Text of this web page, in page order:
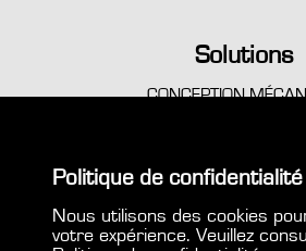
Solutions
CONCEPTION
IMPRESSION 3D
Politique de confidentialité
Nous utilisons des cookies
votre expérience. Veuillez